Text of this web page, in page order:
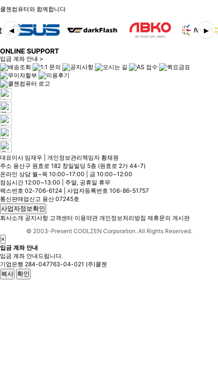
쿨젠컴퓨터와 함께합니다
◀ ▶
ONLINE SUPPORT
입금 계좌 안내 >
대표이사 임재우 | 개인정보관리책임자 황채원
주소 용산구 원효로 182 창일빌딩 5층 (원효로 2가 44-7)
온라인 상담 월~목 10:00~17:00 | 금 10:00~12:00
점심시간 12:00~13:00 | 주말, 공휴일 휴무
팩스번호 02-706-6124 | 사업자등록번호 106-86-51757
통신판매업신고 용산 07245호
사업자정보확인
회사소개 공지사항 고객센터 이용약관 개인정보처리방침 제휴문의 게시판
© 2003-Present COOLZEN Corporation. All Rights Reserved.
×
입금 계좌 안내
입금 계좌 안내드립니다.
기업은행 284-047763-04-021 (주)쿨젠
복사 확인